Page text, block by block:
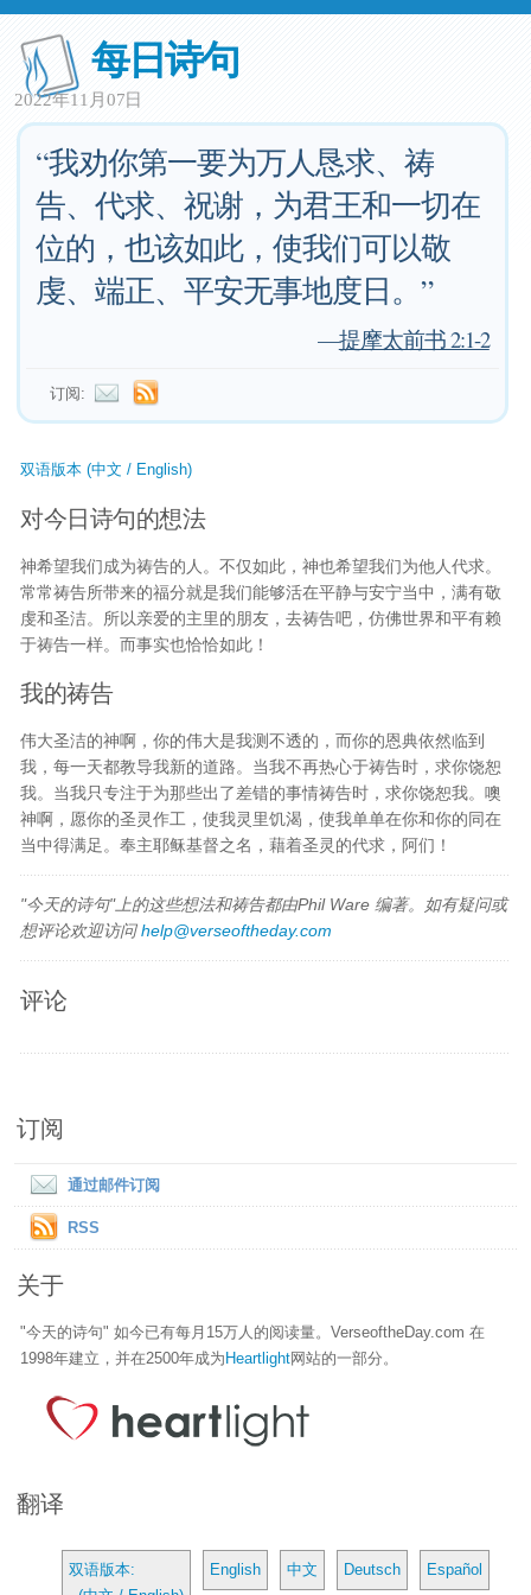
每日诗句
2022年11月07日
“我劝你第一要为万人恳求、祷
告、代求、祝谢，为君王和一切在
位的，也该如此，使我们可以敬
虔、端正、平安无事地度日。”
—提摩太前书 2:1-2
订阅:
双语版本 (中文 / English)
对今日诗句的想法
神希望我们成为祷告的人。不仅如此，神也希望我们为他人代求。
常常祷告所带来的福分就是我们能够活在平静与安宁当中，满有敬
虔和圣洁。所以亲爱的主里的朋友，去祷告吧，仿佛世界和平有赖
于祷告一样。而事实也恰恰如此！
我的祷告
伟大圣洁的神啊，你的伟大是我测不透的，而你的恩典依然临到
我，每一天都教导我新的道路。当我不再热心于祷告时，求你饶恕
我。当我只专注于为那些出了差错的事情祷告时，求你饶恕我。噢
神啊，愿你的圣灵作工，使我灵里饥渴，使我单单在你和你的同在
当中得满足。奉主耶稣基督之名，藉着圣灵的代求，阿们！
"今天的诗句"上的这些想法和祷告都由Phil Ware 编著。如有疑问或
想评论欢迎访问help@verseoftheday.com
评论
订阅
通过邮件订阅
RSS
关于
"今天的诗句" 如今已有每月15万人的阅读量。VerseoftheDay.com 在
1998年建立，并在2500年成为 Heartlight网站的一部分。
翻译
双语版本:
English 中文 Deutsch Español